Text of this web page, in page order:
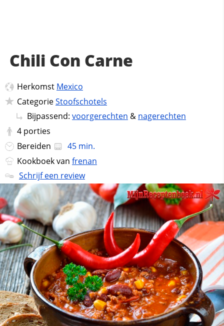
Chili Con Carne
Herkomst Mexico
CategorieStoofschotels
Bijpassend: voorgerechten & nagerechten
4 porties
Bereiden
45 min.
Kookboek van frenan
Schrijf een review